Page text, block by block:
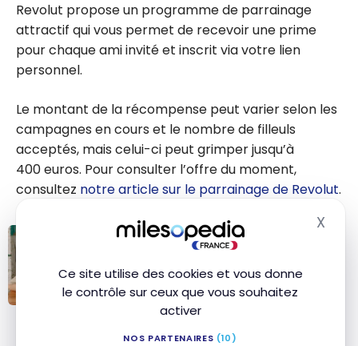
Ce site utilise des cookies et vous donne
le contrôle sur ceux que vous souhaitez
activer
NOS PARTENAIRES (10)
X
Revolut propose un programme de parrainage
attractif qui vous permet de recevoir une prime
pour chaque ami invité et inscrit via votre lien
personnel.
Le montant de la récompense peut varier selon les
campagnes en cours et le nombre de filleuls
acceptés, mais celui-ci peut grimper jusqu’à
400 euros. Pour consulter l’offre du moment,
consultez notre article sur le parrainage de Revolut.
conditions et astuces pour
toucher jusqu’à 200 €